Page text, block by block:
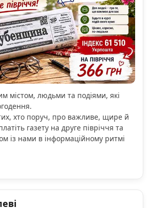
містом, людьми та подіями, які
хто поруч, про важливе, щире й
газету на друге півріччя та
із нами в інформаційному ритмі